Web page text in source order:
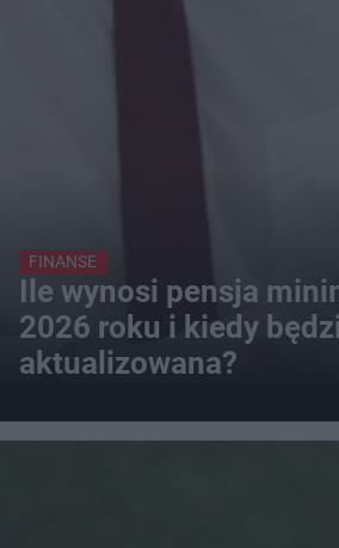
FINANSE
Ile wynosi pensja
2026 roku i kiedy
aktualizowana?